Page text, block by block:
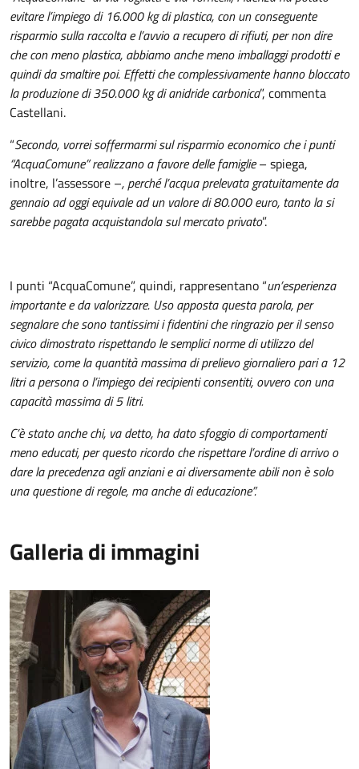
evitare l’impiego di 16.000 kg di plastica, con un conseguente
risparmio sulla raccolta e l’avvio a recupero di rifiuti, per non dire
che con meno plastica, abbiamo anche meno imballaggi prodotti e
quindi da smaltire poi. Effetti che complessivamente hanno bloccato
la produzione di 350.000 kg di anidride carbonica”, commenta
Castellani.
“Secondo, vorrei soffermarmi sul risparmio economico che i punti
“AcquaComune” realizzano a favore delle famiglie– spiega,
inoltre, l’assessore –, perché l’acqua prelevata gratuitamente da
gennaio ad oggi equivale ad un valore di 80.000 euro, tanto la si
sarebbe pagata acquistandola sul mercato privato”.
I punti “AcquaComune”, quindi, rappresentano “un’esperienza
importante e da valorizzare. Uso apposta questa parola, per
segnalare che sono tantissimi i fidentini che ringrazio per il senso
civico dimostrato rispettando le semplici norme di utilizzo del
servizio, come la quantità massima di prelievo giornaliero pari a 12
litri a persona o l’impiego dei recipienti consentiti, ovvero con una
capacità massima di 5 litri.
C’è stato anche chi, va detto, ha dato sfoggio di comportamenti
meno educati, per questo ricordo che rispettare l’ordine di arrivo o
dare la precedenza agli anziani e ai diversamente abili non è solo
una questione di regole, ma anche di educazione”.
Galleria di immagini